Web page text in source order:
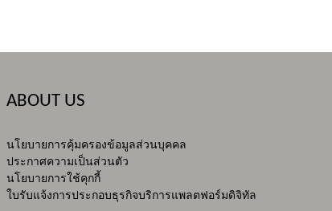
ABOUT US
นโยบายการคุ้มครองข้อมูลส่วนบุคคล
ประกาศความเป็นส่วนตัว
นโยบายการใช้คุกกี้
ใบรับแจ้งการประกอบธุรกิจบริการแพลตฟอร์มดิจิทัล